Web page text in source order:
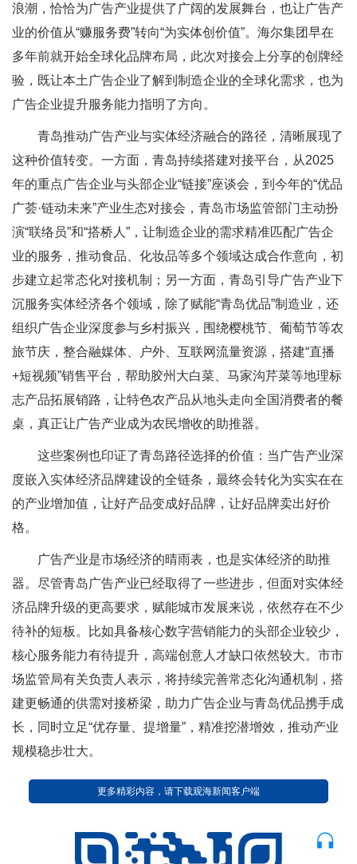
浪潮，恰恰为广告产业提供了广阔的发展舞台，也让广告产
业的价值从“赚服务费”转向“为实体创价值”。海尔集团早在
多年前就开始全球化品牌布局，此次对接会上分享的创牌经
验，既让本土广告企业了解到制造企业的全球化需求，也为
广告企业提升服务能力指明了方向。
青岛推动广告产业与实体经济融合的路径，清晰展现了
这种价值转变。一方面，青岛持续搭建对接平台，从2025
年的重点广告企业与头部企业“链接”座谈会，到今年的“优品
广荟·链动未来”产业生态对接会，青岛市场监管部门主动扮
演“联络员”和“搭桥人”，让制造企业的需求精准匹配广告企
业的服务，推动食品、化妆品等多个领域达成合作意向，初
步建立起常态化对接机制；另一方面，青岛引导广告产业下
沉服务实体经济各个领域，除了赋能“青岛优品”制造业，还
组织广告企业深度参与乡村振兴，围绕樱桃节、葡萄节等农
旅节庆，整合融媒体、户外、互联网流量资源，搭建“直播
+短视频”销售平台，帮助胶州大白菜、马家沟芹菜等地理标
志产品拓展销路，让特色农产品从地头走向全国消费者的餐
桌，真正让广告产业成为农民增收的助推器。
这些案例也印证了青岛路径选择的价值：当广告产业深
度嵌入实体经济品牌建设的全链条，最终会转化为实实在在
的产业增加值，让好产品变成好品牌，让好品牌卖出好价
格。
广告产业是市场经济的晴雨表，也是实体经济的助推
器。尽管青岛广告产业已经取得了一些进步，但面对实体经
济品牌升级的更高要求，赋能城市发展来说，依然存在不少
待补的短板。比如具备核心数字营销能力的头部企业较少，
核心服务能力有待提升，高端创意人才缺口依然较大。市市
场监管局有关负责人表示，将持续完善常态化沟通机制，搭
建更畅通的供需对接桥梁，助力广告企业与青岛优品携手成
长，同时立足“优存量、提增量”，精准挖潜增效，推动产业
规模稳步壮大。
更多精彩内容，请下载观海新闻客户端